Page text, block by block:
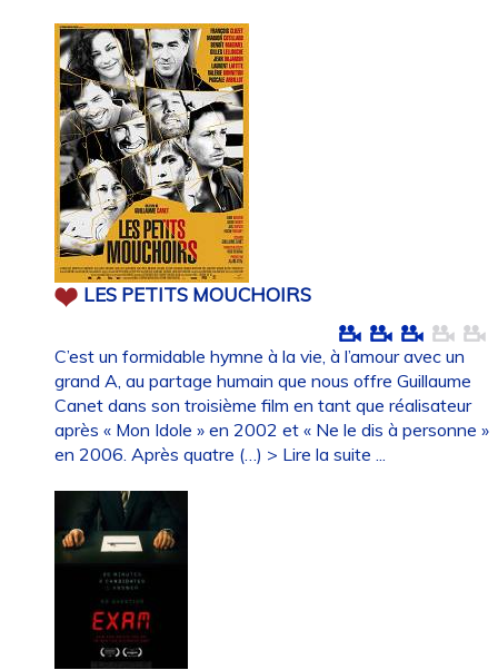
LES PETITS MOUCHOIRS
C’est un formidable hymne à la vie, à l’amour avec un
grand A, au partage humain que nous offre Guillaume
Canet dans son troisième film en tant que réalisateur
après « Mon Idole » en 2002 et « Ne le dis à personne »
en 2006. Après quatre (…) > Lire la suite ...